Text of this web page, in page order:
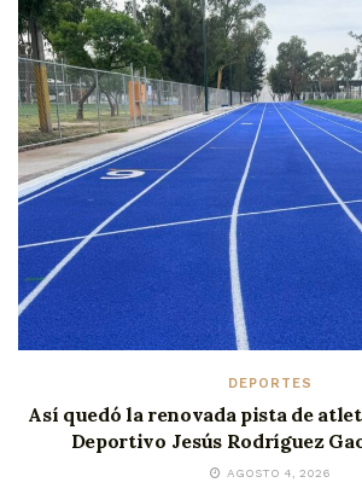
DEPORTES
Así quedó la renovada pista de
Deportivo Jesús Rodríguez
AGOSTO 4, 2026